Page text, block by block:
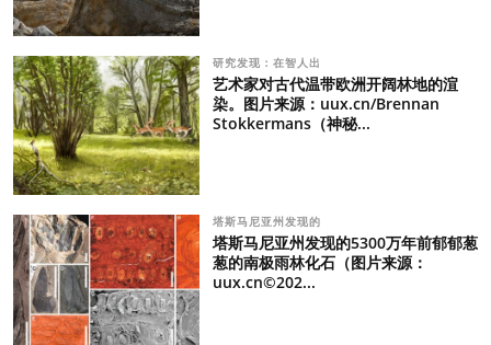
研究发现：在智人出
艺术家对古代温带欧洲开阔林地的渲
染。图片来源：uux.cn/Brennan
Stokkermans（神秘...
塔斯马尼亚州发现的
塔斯马尼亚州发现的5300万年前郁郁葱
葱的南极雨林化石（图片来源：
uux.cn©202...